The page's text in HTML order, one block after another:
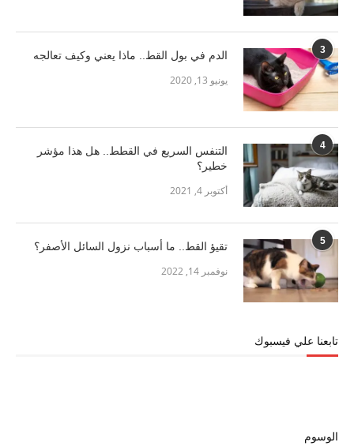
3 الدم في بول القط.. ماذا يعني وكيف تعالجه
يونيو 13, 2020
4
التنفس السريع في القطط.. هل هذا مؤشر
خطير؟
أكتوبر 4, 2021
5 تقيؤ القط.. ما أسباب نزول السائل الأصفر؟
نوفمبر 14, 2022
تابعنا علي فيسبوك
الوسوم